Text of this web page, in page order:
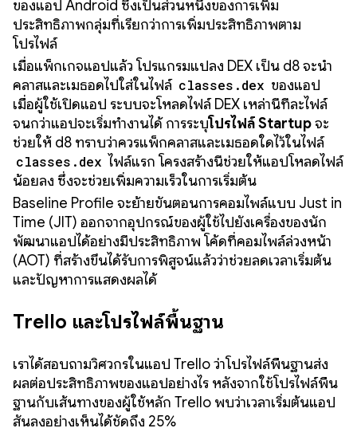
ของแอป Android ซึ่งเป็นส่วนหนึ่งของการเพิ่ม
ประสิทธิภาพกลุ่มที่เรียกว่าการเพิ่มประสิทธิภาพตาม
โปรไฟล์
เมื่อแพ็กเกจแอปแล้ว โปรแกรมแปลง DEX เป็น d8 จะนำ
คลาสและเมธอดไปใส่ในไฟล์ classes.dex ของแอป
เมื่อผู้ใช้เปิดแอป ระบบจะโหลดไฟล์ DEX เหล่านี้ทีละไฟล์
จนกว่าแอปจะเริ่มทำงานได้ การระบุโปรไฟล์ Startupจะ
ช่วยให้ d8 ทราบว่าควรแพ็กคลาสและเมธอดใดไว้ในไฟล์
classes.dex ไฟล์แรก โครงสร้างนี้ช่วยให้แอปโหลดไฟล์
น้อยลง ซึ่งจะช่วยเพิ่มความเร็วในการเริ่มต้น
Baseline Profile จะย้ายขั้นตอนการคอมไพล์แบบ Just in
Time (JIT) ออกจากอุปกรณ์ของผู้ใช้ไปยังเครื่องของนัก
พัฒนาแอปได้อย่างมีประสิทธิภาพ โค้ดที่คอมไพล์ล่วงหน้า
(AOT) ที่สร้างขึ้นได้รับการพิสูจน์แล้วว่าช่วยลดเวลาเริ่มต้น
และปัญหาการแสดงผลได้
Trello และโปรไฟล์พื้นฐาน
เราได้สอบถามวิศวกรในแอป Trello ว่าโปรไฟล์พื้นฐานส่ง
ผลต่อประสิทธิภาพของแอปอย่างไร หลังจากใช้โปรไฟล์พื้น
ฐานกับเส้นทางของผู้ใช้หลัก Trello พบว่าเวลาเริ่มต้นแอป
สั้นลงอย่างเห็นได้ชัดถึง 25%